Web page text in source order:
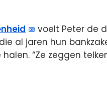
voelt Peter de
al jaren hun
“Ze zeggen